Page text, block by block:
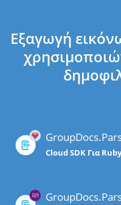
Εξαγωγή
Cloud SDK Για Ruby